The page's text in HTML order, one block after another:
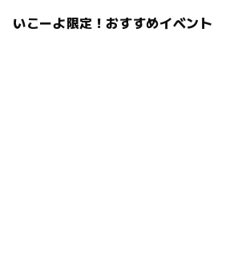
いこーよ限定！おすすめイベント